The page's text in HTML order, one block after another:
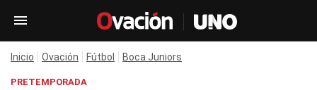
Inicio Ovación Fútbol Boca Juniors
PRETEMPORADA